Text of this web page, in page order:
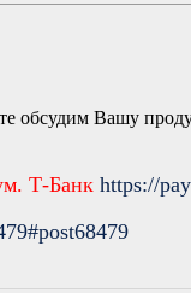
обсудим Вашу
Т-Банкhttps://